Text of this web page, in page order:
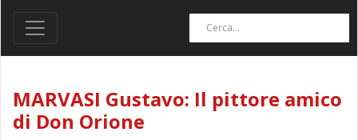
MARVASI Gustavo: Il pittore amico
di Don Orione